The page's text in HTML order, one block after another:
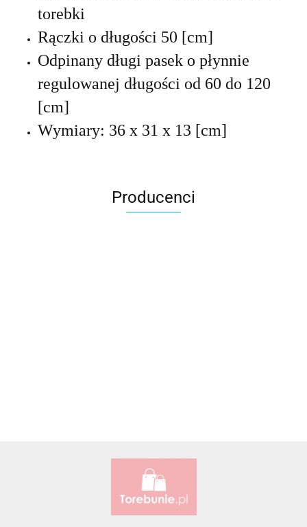
torebki
Rączki o długości 50 [cm]
Odpinany długi pasek o płynnie
regulowanej długości od 60 do 120
[cm]
Wymiary: 36 x 31 x 13 [cm]
Producenci
Alessandro Paoli